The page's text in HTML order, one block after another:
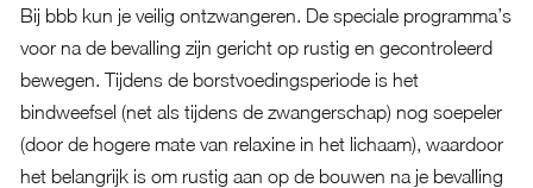
Bij bbb kun je veilig ontzwangeren. De speciale programma’s
voor na de bevalling zijn gericht op rustig en gecontroleerd
bewegen. Tijdens de borstvoedingsperiode is het
bindweefsel (net als tijdens de zwangerschap) nog soepeler
(door de hogere mate van relaxine in het lichaam), waardoor
het belangrijk is om rustig aan op de bouwen na je bevalling